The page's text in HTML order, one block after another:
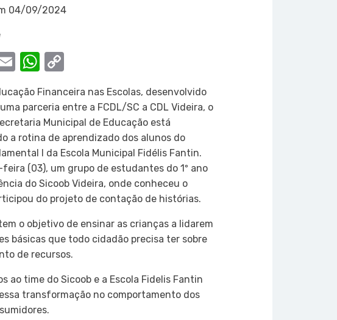
04/09/2024
EmailWhatsApp
Copy
Financeira nas Escolas, desenvolvido
parceria entre a FCDL/SC a CDL Videira, o
Municipal de Educação está
a rotina de aprendizado dos alunos do
I da Escola Municipal Fidélis Fantin.
(03), um grupo de estudantes do 1º ano
do Sicoob Videira, onde conheceu o
do projeto de contação de histórias.
o objetivo de ensinar as crianças a lidarem
básicas que todo cidadão precisa ter sobre
de recursos.
ao time do Sicoob e a Escola Fidelis Fantin
transformação no comportamento dos